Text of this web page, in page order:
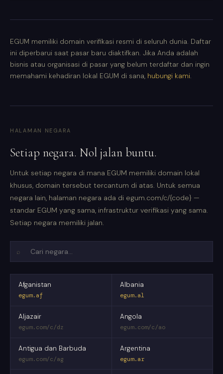
EGUM memiliki domain verifikasi resmi di seluruh dunia. Daftar
ini diperbarui saat pasar baru diaktifkan. Jika Anda adalah
bisnis atau organisasi di pasar yang belum terdaftar dan ingin
memahami kehadiran lokal EGUM di sana, hubungi kami.
HALAMAN NEGARA
Setiap negara. Nol jalan buntu.
Untuk setiap negara di mana EGUM memiliki domain lokal
khusus, domain tersebut tercantum di atas. Untuk semua
negara lain, halaman negara ada di egum.com/c/{code} —
standar EGUM yang sama, infrastruktur verifikasi yang sama.
Setiap negara memiliki jalan.
⌕
Afganistan
egum.af
Albania
egum.al
Aljazair
egum.com/c/dz
Angola
egum.com/c/ao
Antigua dan Barbuda
egum.com/c/ag
Argentina
egum.ar